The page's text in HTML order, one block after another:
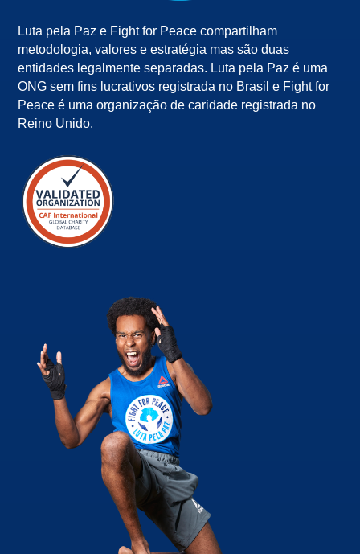
Luta pela Paz e Fight for Peace compartilham
metodologia, valores e estratégia mas são duas
entidades legalmente separadas. Luta pela Paz é uma
ONG sem fins lucrativos registrada no Brasil e Fight for
Peace é uma organização de caridade registrada no
Reino Unido.